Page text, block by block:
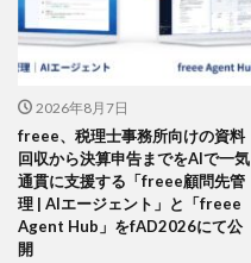
2026年8月7日
freee、税理士事務所向けの資料
回収から決算申告までをAIで一気
通貫に支援する「freee顧問先管
理 | AIエージェント」と「freee
Agent Hub」をfAD2026にて公
開